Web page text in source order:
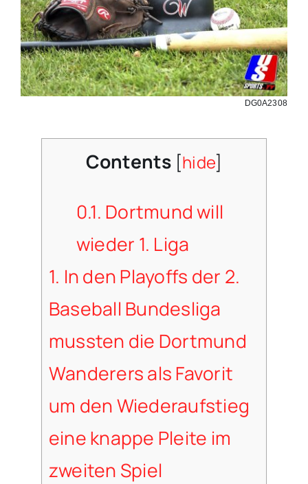
DG0A2308
Contents [hide]
0.1. Dortmund will
wieder 1. Liga
1. In den Playoffs der 2.
Baseball Bundesliga
mussten die Dortmund
Wanderers als Favorit
um den Wiederaufstieg
eine knappe Pleite im
zweiten Spiel